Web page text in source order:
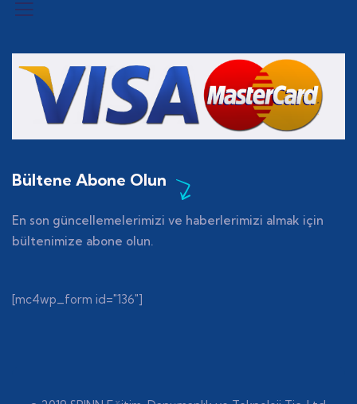
Bültene Abone Olun
En son güncellemelerimizi ve haberlerimizi almak için
bültenimize abone olun.
[mc4wp_form id="136"]